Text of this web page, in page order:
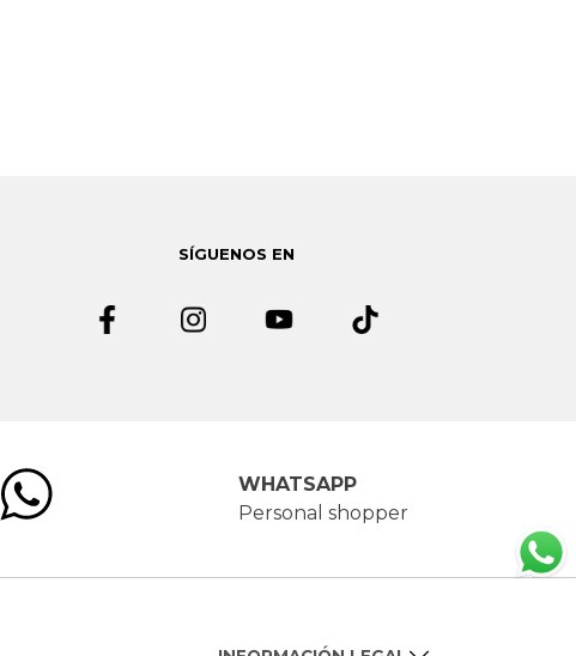
SÍGUENOS EN
WHATSAPP
Personal shopper